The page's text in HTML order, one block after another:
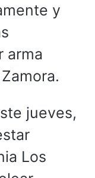
y
arma
jueves,
Los